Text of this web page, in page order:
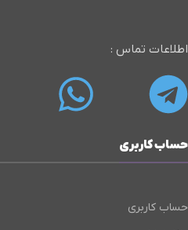
اطلاعات تماس :
حساب کاربری
حساب کاربری